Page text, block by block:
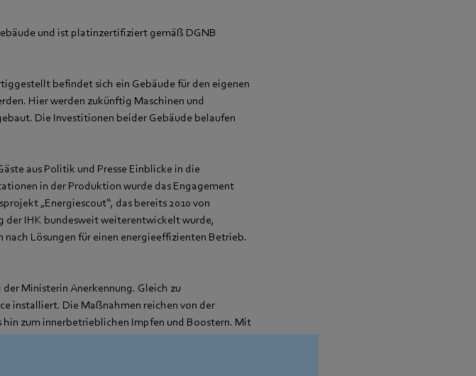
und ist platinzertifiziert gemäß DGNB
befindet sich ein Gebäude für den eigenen
Hier werden zukünftig Maschinen und
Die Investitionen beider Gebäude belaufen
aus Politik und Presse Einblicke in die
in der Produktion wurde das Engagement
„Energiescout“, das bereits 2010 von
der IHK bundesweit weiterentwickelt wurde,
Lösungen für einen energieeffizienten Betrieb.
Ministerin Anerkennung. Gleich zu
installiert. Die Maßnahmen reichen von der
hin zum innerbetrieblichen Impfen und Boostern. Mit